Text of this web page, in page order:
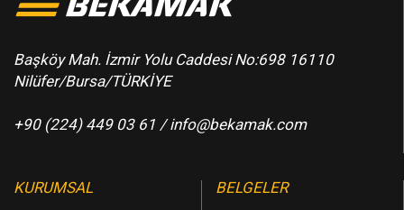
Başköy Mah. İzmir Yolu Caddesi No:698 16110
Nilüfer/Bursa/TÜRKİYE
+90 (224) 449 03 61 /info@bekamak.com
KURUMSAL BELGELER